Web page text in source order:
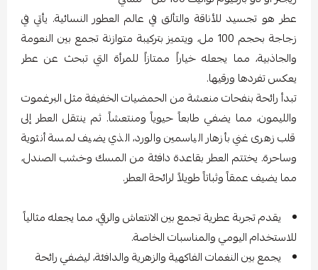
عطر هو تجسيد للأناقة والتألق في عالم العطور النسائية. يأتي في
زجاجة بحجم 100 مل، ويتميز بتركيبة متوازنة تجمع بين النعومة
والجاذبية، مما يجعله خياراً ممتازاً للمرأة التي تبحث عن عطر
يعكس تفردها ورقيها.
تبدأ رائحة بنفحات منعشة من الحمضيات الخفيفة مثل البرغموت
والليمون، مما يضفي طابعاً حيوياً ومنتعشاً. ثم ينتقل العطر إلى
قلب زهرى غني بأزهار الياسمين والورد، الذي يضيف لمسة أنثوية
وساحرة. يختتم العطر بقاعدة دافئة من المسك وخشب الصندل،
مما يضيف عمقاً وثباتاً طويلاً لرائحة العطر.
يقدم تجربة عطرية تجمع بين الانتعاش والرقي، مما يجعله مثالياً
للاستخدام اليومي والمناسبات الخاصة.
يجمع بين النغمات الفاكهية والزهرية والدافئة، ليضفي رائحة